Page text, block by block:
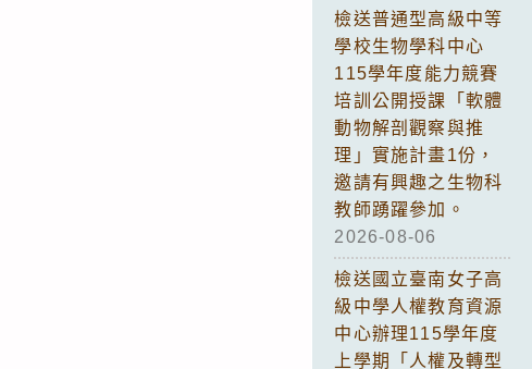
檢送普通型高級中等
學校生物學科中心
115學年度能力競賽
培訓公開授課「軟體
動物解剖觀察與推
理」實施計畫1份，
邀請有興趣之生物科
教師踴躍參加。
2026-08-06
檢送國立臺南女子高
級中學人權教育資源
中心辦理115學年度
上學期「人權及轉型